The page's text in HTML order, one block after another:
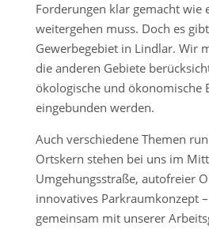
Forderungen klar gemacht wie
weitergehen muss. Doch es
Gewerbegebiet in Lindlar. Wir
die anderen Gebiete
ökologische und ökonomische
eingebunden werden.
Auch verschiedene Themen
Ortskern stehen bei uns im
Umgehungsstraße, autofreier
innovatives Parkraumkonzept
gemeinsam mit unserer